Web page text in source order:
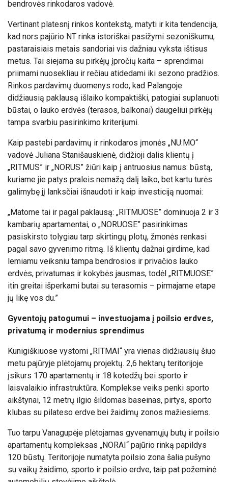
bendrovės rinkodaros vadovė.
Vertinant platesnį rinkos kontekstą, matyti ir kita tendencija,
kad nors pajūrio NT rinka istoriškai pasižymi sezoniškumu,
pastaraisiais metais sandoriai vis dažniau vyksta ištisus
metus. Tai siejama su pirkėjų įpročių kaita – sprendimai
priimami nuosekliau ir rečiau atidedami iki sezono pradžios.
Rinkos pardavimų duomenys rodo, kad Palangoje
didžiausią paklausą išlaiko kompaktiški, patogiai suplanuoti
būstai, o lauko erdvės (terasos, balkonai) daugeliui pirkėjų
tampa svarbiu pasirinkimo kriterijumi.
Kaip pastebi pardavimų ir rinkodaros įmonės „NU:MO“
vadovė Juliana Stanišauskienė, didžioji dalis klientų į
„RITMUS” ir „NORUS” žiūri kaip į antruosius namus: būstą,
kuriame jie patys praleis nemažą dalį laiko, bet kartu turės
galimybę jį lanksčiai išnaudoti ir kaip investiciją nuomai:
„Matome tai ir pagal paklausą: „RITMUOSE” dominuoja 2 ir 3
kambarių apartamentai, o „NORUOSE” pasirinkimas
pasiskirsto tolygiau tarp skirtingų plotų, žmonės renkasi
pagal savo gyvenimo ritmą. Iš klientų dažnai girdime, kad
lemiamu veiksniu tampa bendrosios ir privačios lauko
erdvės, privatumas ir kokybės jausmas, todėl „RITMUOSE”
itin greitai išperkami butai su terasomis – pirmajame etape
jų likę vos du.”
Gyventojų patogumui – investuojama į poilsio erdves,
privatumą ir modernius sprendimus
Kunigiškiuose vystomi „RITMAI“ yra vienas didžiausių šiuo
metu pajūryje plėtojamų projektų. 2,6 hektarų teritorijoje
įsikurs 170 apartamentų ir 18 kotedžų bei sporto ir
laisvalaikio infrastruktūra. Komplekse veiks penki sporto
aikštynai, 12 metrų ilgio šildomas baseinas, pirtys, sporto
klubas su pilateso erdve bei žaidimų zonos mažiesiems.
Tuo tarpu Vanagupėje plėtojamas gyvenamųjų butų ir poilsio
apartamentų kompleksas „NORAI“ pajūrio rinką papildys
120 būstų. Teritorijoje numatyta poilsio zona šalia pušyno
su vaikų žaidimo, sporto ir poilsio erdve, taip pat požeminė